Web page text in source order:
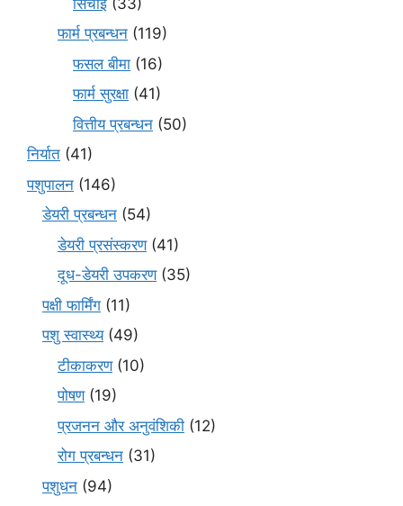
फार्म प्रबन्धन (119)
फसल बीमा (16)
फार्म सुरक्षा (41)
वित्तीय प्रबन्धन (50)
निर्यात (41)
पशुपालन (146)
डेयरी प्रबन्धन (54)
डेयरी प्रसंस्करण(41)
दूध-डेयरी उपकरण(35)
पक्षी फार्मिंग (11)
पशु स्वास्थ्य(49)
टीकाकरण(10)
पोषण(19)
प्रजनन और अनुवंशिकी (12)
रोग प्रबन्धन (31)
पशुधन (94)